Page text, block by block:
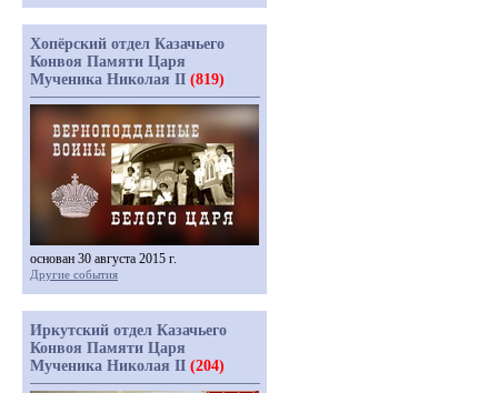
Хопёрский отдел Казачьего
Конвоя Памяти Царя
Мученика Николая II (819)
основан 30 августа 2015 г.
Другие события
Иркутский отдел Казачьего
Конвоя Памяти Царя
Мученика Николая II (204)